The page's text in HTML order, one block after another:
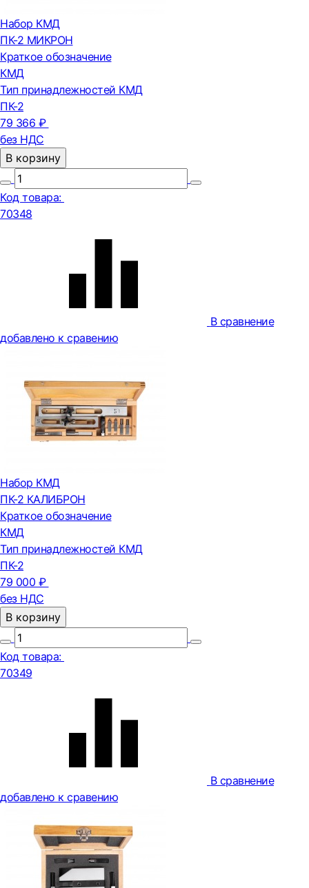
Набор КМД
ПК-2 МИКРОН
Краткое обозначение
КМД
Тип принадлежностей КМД
ПК-2
79 366 ₽
без НДС
В корзину
Код товара:
70348
В сравнение
добавлено к сравению
Набор КМД
ПК-2 КАЛИБРОН
Краткое обозначение
КМД
Тип принадлежностей КМД
ПК-2
79 000 ₽
без НДС
В корзину
Код товара:
70349
В сравнение
добавлено к сравению